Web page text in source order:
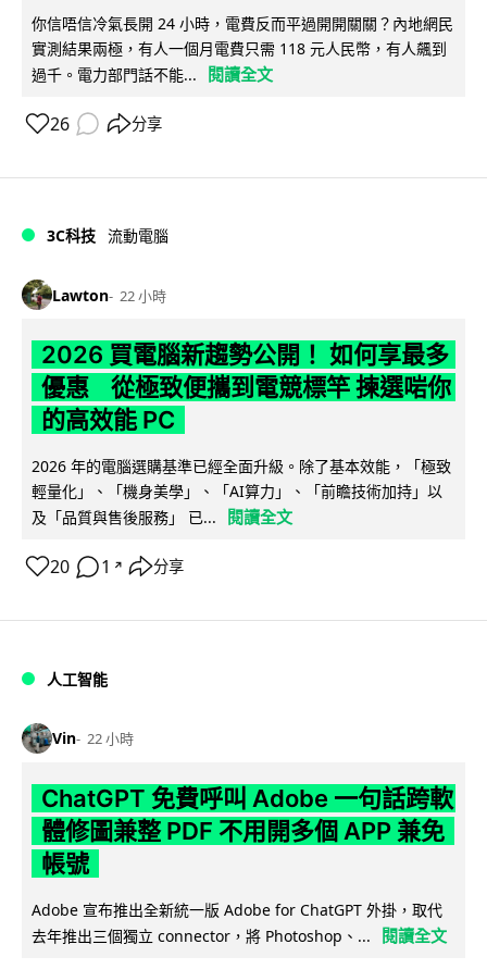
你信唔信冷氣長開 24 小時，電費反而平過開開關關？內地網民
實測結果兩極，有人一個月電費只需 118 元人民幣，有人飆到
過千。電力部門話不能...
閱讀全文
26 分享
3C科技 流動電腦
Lawton 22 小時
2026 買電腦新趨勢公開！ 如何享最多
優惠 從極致便攜到電競標竿 揀選啱你
的高效能 PC
2026 年的電腦選購基準已經全面升級。除了基本效能，「極致
輕量化」、「機身美學」、「AI算力」、「前瞻技術加持」以
及「品質與售後服務」 已...
閱讀全文
20 1 ↗ 分享
人工智能
Vin 22 小時
ChatGPT 免費呼叫 Adobe 一句話跨軟
體修圖兼整 PDF 不用開多個 APP 兼免
帳號
Adobe 宣布推出全新統一版 Adobe for ChatGPT 外掛，取代
去年推出三個獨立 connector，將 Photoshop、...
閱讀全文